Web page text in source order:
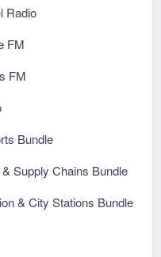
Radio
FM
FM
Bundle
Supply Chains Bundle
& City Stations Bundle